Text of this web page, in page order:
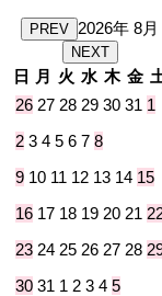
PREV 2026年 8月
NEXT
日 月 火 水 木 金
26 27 28 29 30 31 1
2 3 4 5 6 7 8
9 10 11 12 13 14 15
16 17 18 19 20 21
23 24 25 26 27 28
30 31 1 2 3 4 5